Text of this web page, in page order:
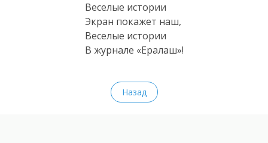
Веселые истории
Экран покажет наш,
Веселые истории
В журнале «Ералаш»!
Назад